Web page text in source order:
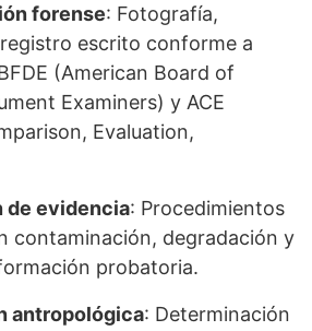
forense: Fotografía,
escrito conforme a
(American Board of
Examiners) y ACE
Evaluation,
de evidencia: Procedimientos
contaminación, degradación y
probatoria.
antropológica: Determinación